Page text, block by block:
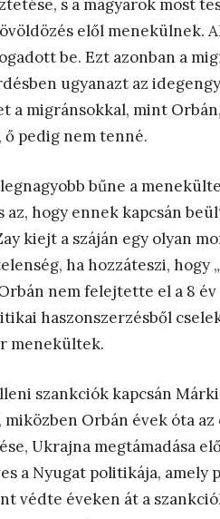
s a magyarok most
elől menekülnek.
be. Ezt azonban a
ugyanazt az
a migránsokkal, mint
pedig nem tenné.
bűne a
az, hogy ennek kapcsán
kiejt a száján egy olyan
ha hozzáteszi,
nem felejtette el a 8
haszonszerzésből
menekültek.
szankciók kapcsán
miközben Orbán évek óta
Ukrajna megtámadása
a Nyugat politikája, amely
védte éveken át a